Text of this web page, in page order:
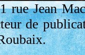
rue Jean
de